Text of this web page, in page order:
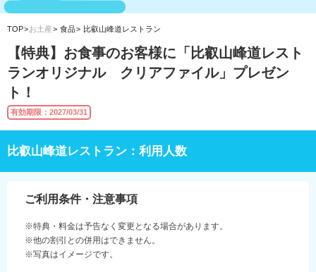
TOP お土産 食品 比叡山峰道レストラン
【特典】お食事のお客様に「比叡山峰道レスト
ランオリジナル クリアファイル」プレゼン
ト！
有効期限：2027/03/31
比叡山峰道レストラン：利用人数
ご利用条件・注意事項
※特典・料金は予告なく変更となる場合があります。
※他の割引との併用はできません。
※写真はイメージです。